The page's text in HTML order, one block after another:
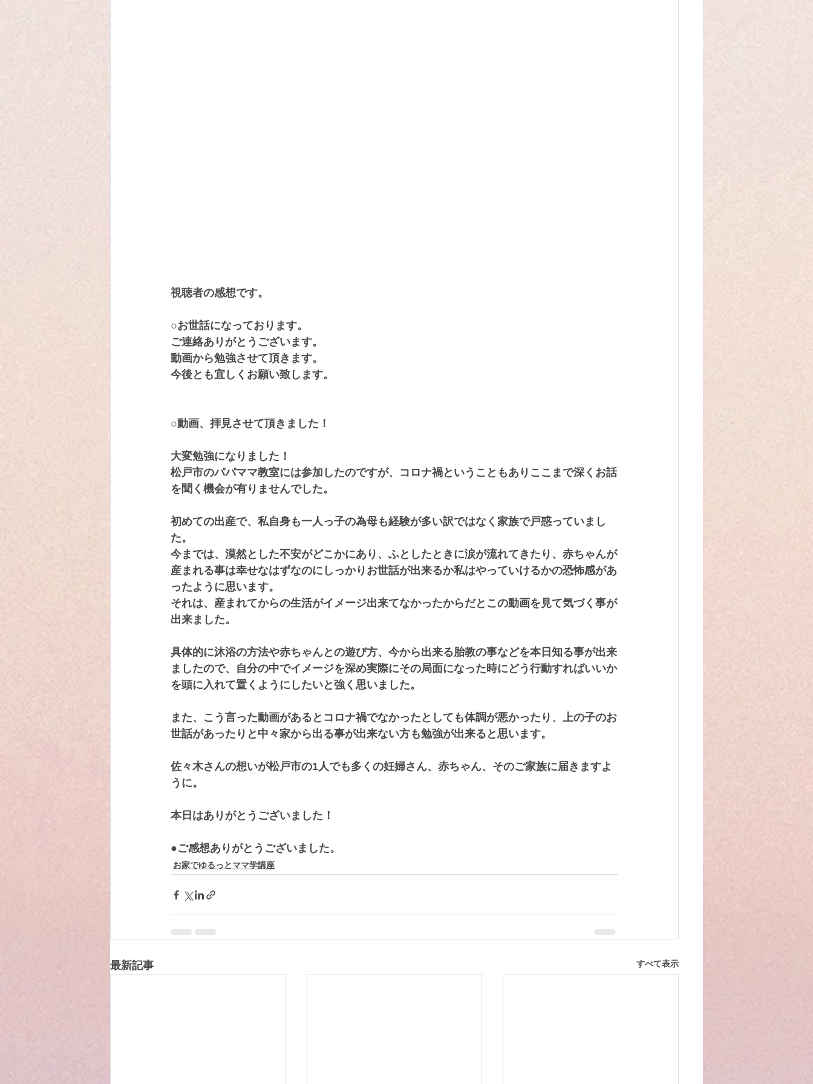
視聴者の感想です。
○お世話になっております。
ご連絡ありがとうございます。
動画から勉強させて頂きます。
今後とも宜しくお願い致します。
○動画、拝見させて頂きました！
大変勉強になりました！
松戸市のパパママ教室には参加したのですが、コロナ禍ということもありここまで深くお話
を聞く機会が有りませんでした。
初めての出産で、私自身も一人っ子の為母も経験が多い訳ではなく家族で戸惑っていまし
た。
今までは、漠然とした不安がどこかにあり、ふとしたときに涙が流れてきたり、赤ちゃんが
産まれる事は幸せなはずなのにしっかりお世話が出来るか私はやっていけるかの恐怖感があ
ったように思います。
それは、産まれてからの生活がイメージ出来てなかったからだとこの動画を見て気づく事が
出来ました。
具体的に沐浴の方法や赤ちゃんとの遊び方、今から出来る胎教の事などを本日知る事が出来
ましたので、自分の中でイメージを深め実際にその局面になった時にどう行動すればいいか
を頭に入れて置くようにしたいと強く思いました。
また、こう言った動画があるとコロナ禍でなかったとしても体調が悪かったり、上の子のお
世話があったりと中々家から出る事が出来ない方も勉強が出来ると思います。
佐々木さんの想いが松戸市の1人でも多くの妊婦さん、赤ちゃん、そのご家族に届きますよ
うに。
本日はありがとうございました！
●ご感想ありがとうございました。
お家でゆるっとママ学講座
最新記事 すべて表示